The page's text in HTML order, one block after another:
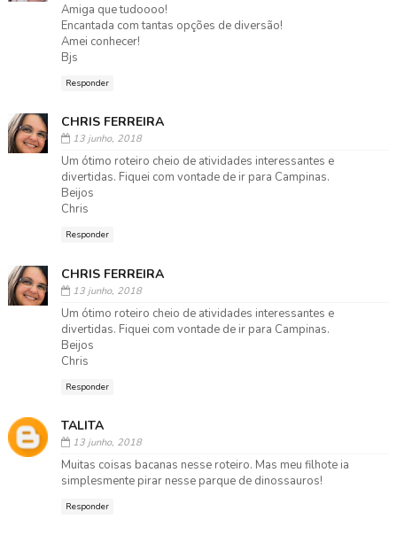
Amiga que tudoooo!
Encantada com tantas opções de diversão!
Amei conhecer!
Bjs
Responder
CHRIS FERREIRA
13 junho, 2018
Um ótimo roteiro cheio de atividades interessantes e
divertidas. Fiquei com vontade de ir para Campinas.
Beijos
Chris
Responder
CHRIS FERREIRA
13 junho, 2018
Um ótimo roteiro cheio de atividades interessantes e
divertidas. Fiquei com vontade de ir para Campinas.
Beijos
Chris
Responder
TALITA
13 junho, 2018
Muitas coisas bacanas nesse roteiro. Mas meu filhote ia
simplesmente pirar nesse parque de dinossauros!
Responder